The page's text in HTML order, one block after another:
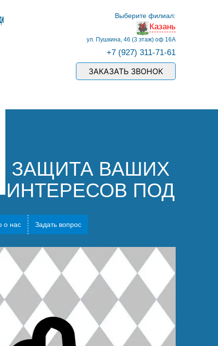
Выберите филиал:
Казань
ул. Пушкина, 46 (3 этаж) оф 16А
+7 (927) 311-71-61
ЗАКАЗАТЬ ЗВОНОК
о нас Задать вопрос
ЗАЩИТА ВАШИХ
ИНТЕРЕСОВ ПОД